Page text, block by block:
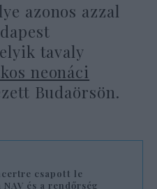
azonos azzal
tavaly
neonáci
Budaörsön.
csapott le
NAV és a rendőrség